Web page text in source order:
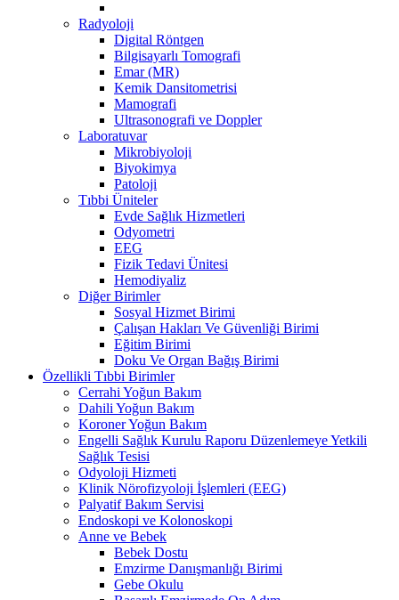
Radyoloji
Digital Röntgen
Bilgisayarlı Tomografi
Emar (MR)
Kemik Dansitometrisi
Mamografi
Ultrasonografi ve Doppler
Laboratuvar
Mikrobiyoloji
Biyokimya
Patoloji
Tıbbi Üniteler
Evde Sağlık Hizmetleri
Odyometri
EEG
Fizik Tedavi Ünitesi
Hemodiyaliz
Diğer Birimler
Sosyal Hizmet Birimi
Çalışan Hakları Ve Güvenliği Birimi
Eğitim Birimi
Doku Ve Organ Bağış Birimi
Özellikli Tıbbi Birimler
Cerrahi Yoğun Bakım
Dahili Yoğun Bakım
Koroner Yoğun Bakım
Engelli Sağlık Kurulu Raporu Düzenlemeye Yetkili
Sağlık Tesisi
Odyoloji Hizmeti
Klinik Nörofizyoloji İşlemleri (EEG)
Palyatif Bakım Servisi
Endoskopi ve Kolonoskopi
Anne ve Bebek
Bebek Dostu
Emzirme Danışmanlığı Birimi
Gebe Okulu